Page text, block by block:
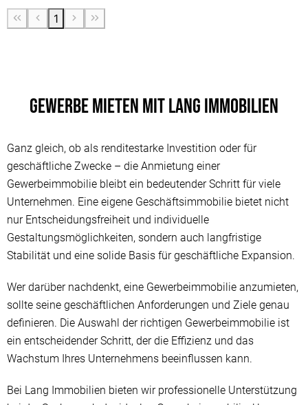
1
Gewerbe mieten mit Lang Immobilien
Ganz gleich, ob als renditestarke Investition oder für
geschäftliche Zwecke – die Anmietung einer
Gewerbeimmobilie bleibt ein bedeutender Schritt für viele
Unternehmen. Eine eigene Geschäftsimmobilie bietet nicht
nur Entscheidungsfreiheit und individuelle
Gestaltungsmöglichkeiten, sondern auch langfristige
Stabilität und eine solide Basis für geschäftliche Expansion.
Wer darüber nachdenkt, eine Gewerbeimmobilie anzumieten,
sollte seine geschäftlichen Anforderungen und Ziele genau
definieren. Die Auswahl der richtigen Gewerbeimmobilie ist
ein entscheidender Schritt, der die Effizienz und das
Wachstum Ihres Unternehmens beeinflussen kann.
Bei Lang Immobilien bieten wir professionelle Unterstützung